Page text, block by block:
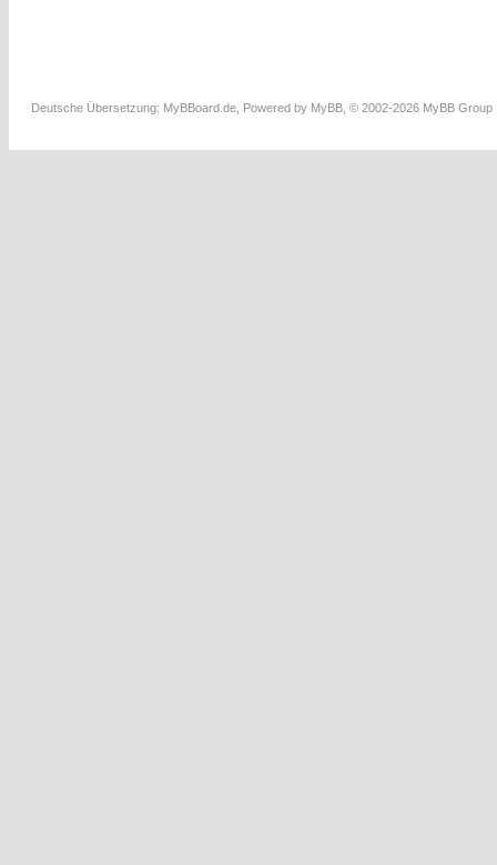
Deutsche Übersetzung: MyBBoard.de , Powered by MyBB , © 2002-2026 MyBB Group